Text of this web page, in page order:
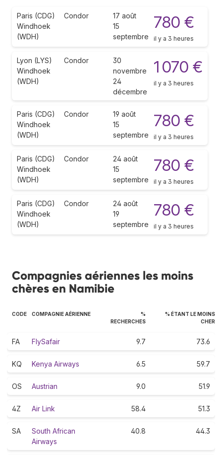
Paris (CDG)
Windhoek
(WDH)
Condor
17 août
15
septembre
780 €
il y a 3 heures
Lyon (LYS)
Windhoek
(WDH)
Condor
30
novembre
24
décembre
1 070 €
il y a 3 heures
Paris (CDG)
Windhoek
(WDH)
Condor
19 août
15
septembre
780 €
il y a 3 heures
Paris (CDG)
Windhoek
(WDH)
Condor
24 août
15
septembre
780 €
il y a 3 heures
Paris (CDG)
Windhoek
(WDH)
Condor
24 août
19
septembre
780 €
il y a 3 heures
Compagnies aériennes les moins
chères en Namibie
CODE COMPAGNIE AÉRIENNE
%
RECHERCHES
% ÉTANT LE MOINS
CHER
FA FlySafair 9.7 73.6
KQ Kenya Airways 6.5 59.7
OS Austrian 9.0 51.9
4Z Air Link 58.4 51.3
SA
South African
Airways
40.8 44.3